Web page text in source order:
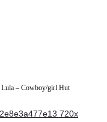
– Cowboy/girl Hut